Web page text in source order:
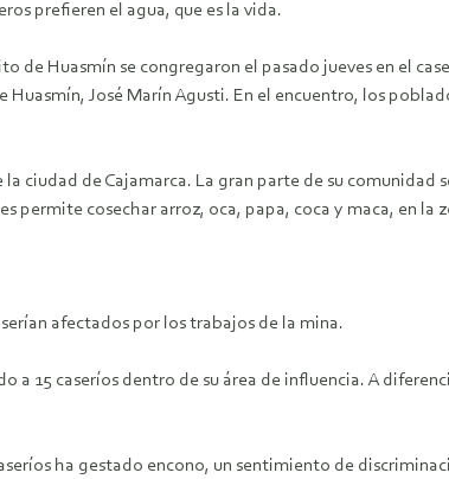
prefieren el agua, que es la vida.
de Huasmín se congregaron el pasado jueves en el
Huasmín, José Marín Agusti. En el encuentro, los
ciudad de Cajamarca. La gran parte de su
permite cosechar arroz, oca, papa, coca y maca, en la
afectados por los trabajos de la mina.
a 15 caseríos dentro de su área de influencia. A
ha gestado encono, un sentimiento de